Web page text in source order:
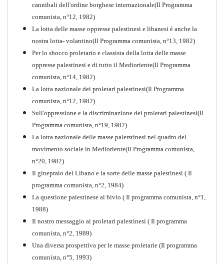
1917-2017 Ieri Oggi Domani
PDF Quaderno n°9
cannibali dell'ordine borghese internazionale(Il Programma
comunista, n°12, 1982)
La lotta delle masse oppresse palestinesi e libanesi è anche la
nostra lotta- volantino(Il Programma comunista, n°13, 1982)
Per lo sbocco proletario e classista della lotta delle masse
oppresse palestinesi e di tutto il Medioriente(Il Programma
comunista, n°14, 1982)
La lotta nazionale dei proletari palestinesi(Il Programma
comunista, n°12, 1982)
Sull'oppressione e la discriminazione dei proletari palestinesi(Il
Programma comunista, n°19, 1982)
La lotta nazionale delle masse palerstinesi nel quadro del
movimento sociale in Medioriente(Il Programma comunista,
n°20, 1982)
Il ginepraio del Libano e la sorte delle masse palestinesi ( Il
programma comunista, n°2, 1984)
La questione palestinese al bivio ( Il programma comunista, n°1,
1988)
Il nostro messaggio ai proletari palestinesi ( Il programma
comunista, n°2, 1989)
Una diversa prospettiva per le masse proletarie (Il programma
comunista, n°5, 1993)